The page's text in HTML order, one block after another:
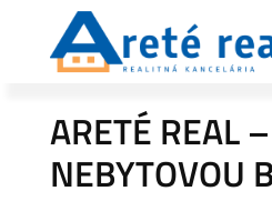
ARETÉ REAL
NEBYTOVOU